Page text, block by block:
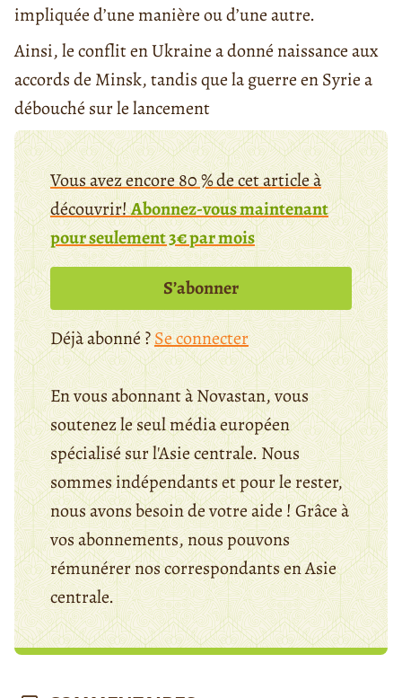
impliquée d’une manière ou d’une autre.
Ainsi, le conflit en Ukraine a donné naissance aux
accords de Minsk, tandis que la guerre en Syrie a
débouché sur le lancement
Vous avez encore 80 % de cet article à
découvrir!Abonnez-vous maintenant
pour seulement 3€ par mois
S’abonner
Déjà abonné ?Se connecter
En vous abonnant à Novastan, vous
soutenez le seul média européen
spécialisé sur l'Asie centrale. Nous
sommes indépendants et pour le rester,
nous avons besoin de votre aide ! Grâce à
vos abonnements, nous pouvons
rémunérer nos correspondants en Asie
centrale.